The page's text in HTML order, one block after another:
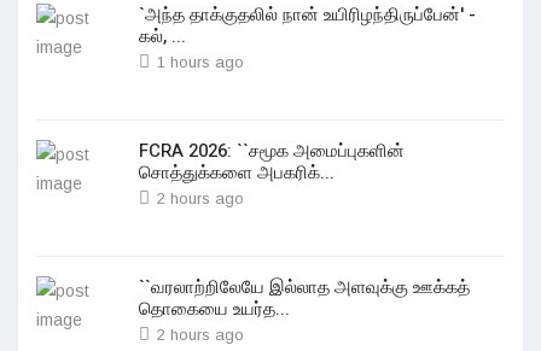
`அந்த தாக்குதலில் நான் உயிரிழந்திருப்பேன்' -
கல், ...
1 hours ago
FCRA 2026: ``சமூக அமைப்புகளின்
சொத்துக்களை அபகரிக்...
2 hours ago
``வரலாற்றிலேயே இல்லாத அளவுக்கு ஊக்கத்
தொகையை உயர்த...
2 hours ago